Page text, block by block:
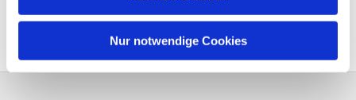
Nur notwendige Cookies